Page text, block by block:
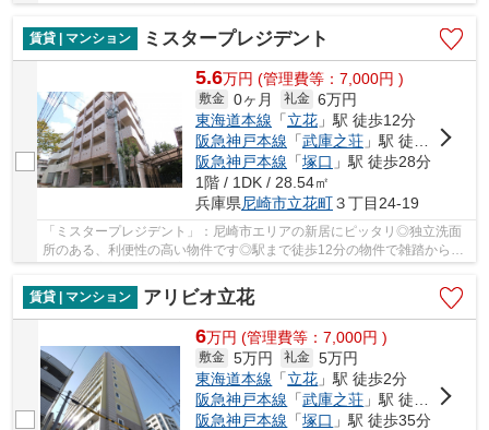
つパソコンをラクラク快適に、光ファイバー導...
賃貸 | マンション
ミスタープレジデント
5.6万円 (管理費等：7,000円 )
敷金 0ヶ月 礼金 6万円
東海道本線 「立花」駅 徒歩12分
阪急神戸本線 「武庫之荘」駅 徒歩22分
阪急神戸本線 「塚口 」駅 徒歩28分
1階 / 1DK / 28.54㎡
兵庫県尼崎市立花町３丁目24-19
「ミスタープレジデント」：尼崎市エリアの新居にピッタリ◎独立洗面
所のある、利便性の高い物件です◎駅まで徒歩12分の物件で雑踏から少
し離れた立地です◎充実した毎日を送る為の第一歩...
賃貸 | マンション
アリビオ立花
6万円 (管理費等：7,000円 )
敷金 5万円 礼金 5万円
東海道本線 「立花 」駅 徒歩2分
阪急神戸本線 「武庫之荘 」駅 徒歩26分
阪急神戸本線 「塚口 」駅 徒歩35分